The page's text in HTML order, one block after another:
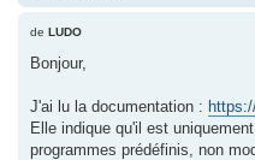
de LUDO
Bonjour,
J'ai lu la documentation :
Elle indique qu'il est
programmes prédéfinis, non